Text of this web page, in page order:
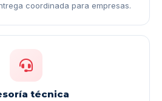
coordinada para empresas.
técnica